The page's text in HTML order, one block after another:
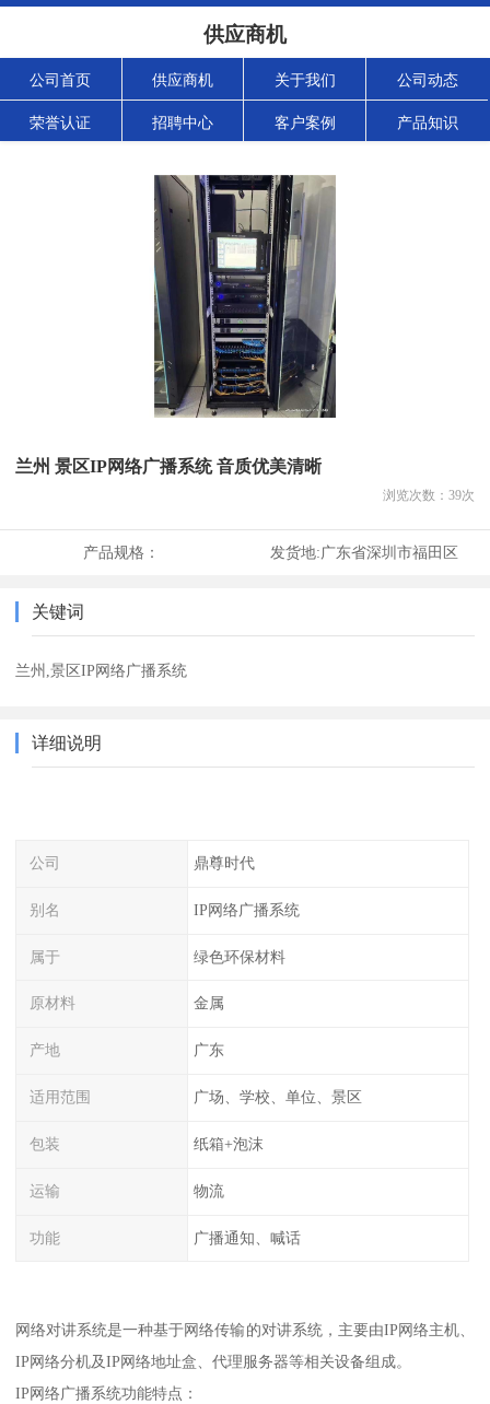
供应商机
公司首页 供应商机 关于我们 公司动态
荣誉认证 招聘中心 客户案例 产品知识
兰州 景区IP网络广播系统 音质优美清晰
浏览次数： 39次
产品规格： 发货地:广东省深圳市福田区
关键词
兰州,景区IP网络广播系统
详细说明
公司 鼎尊时代
别名 IP网络广播系统
属于 绿色环保材料
原材料 金属
产地 广东
适用范围 广场、学校、单位、景区
包装 纸箱+泡沫
运输 物流
功能 广播通知、喊话
网络对讲系统是一种基于网络传输的对讲系统，主要由IP网络主机、
IP网络分机及IP网络地址盒、代理服务器等相关设备组成。
IP网络广播系统功能特点：